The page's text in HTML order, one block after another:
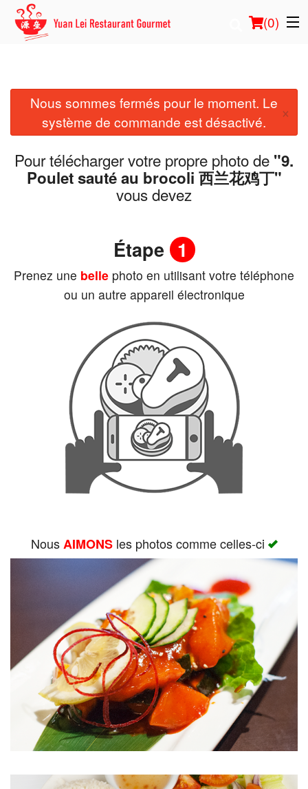
(0)
Commander en ligne
Emplacement
Français
Panier (0)
Nous sommes fermés pour le moment. Le
système de commande est désactivé.
×
Pour télécharger votre propre photo de "9.
Poulet sauté au brocoli 西兰花鸡丁"
vous devez
Étape 1
Prenez une belle photo en utilisant votre téléphone
ou un autre appareil électronique
NousAIMONSles photos comme celles-ci